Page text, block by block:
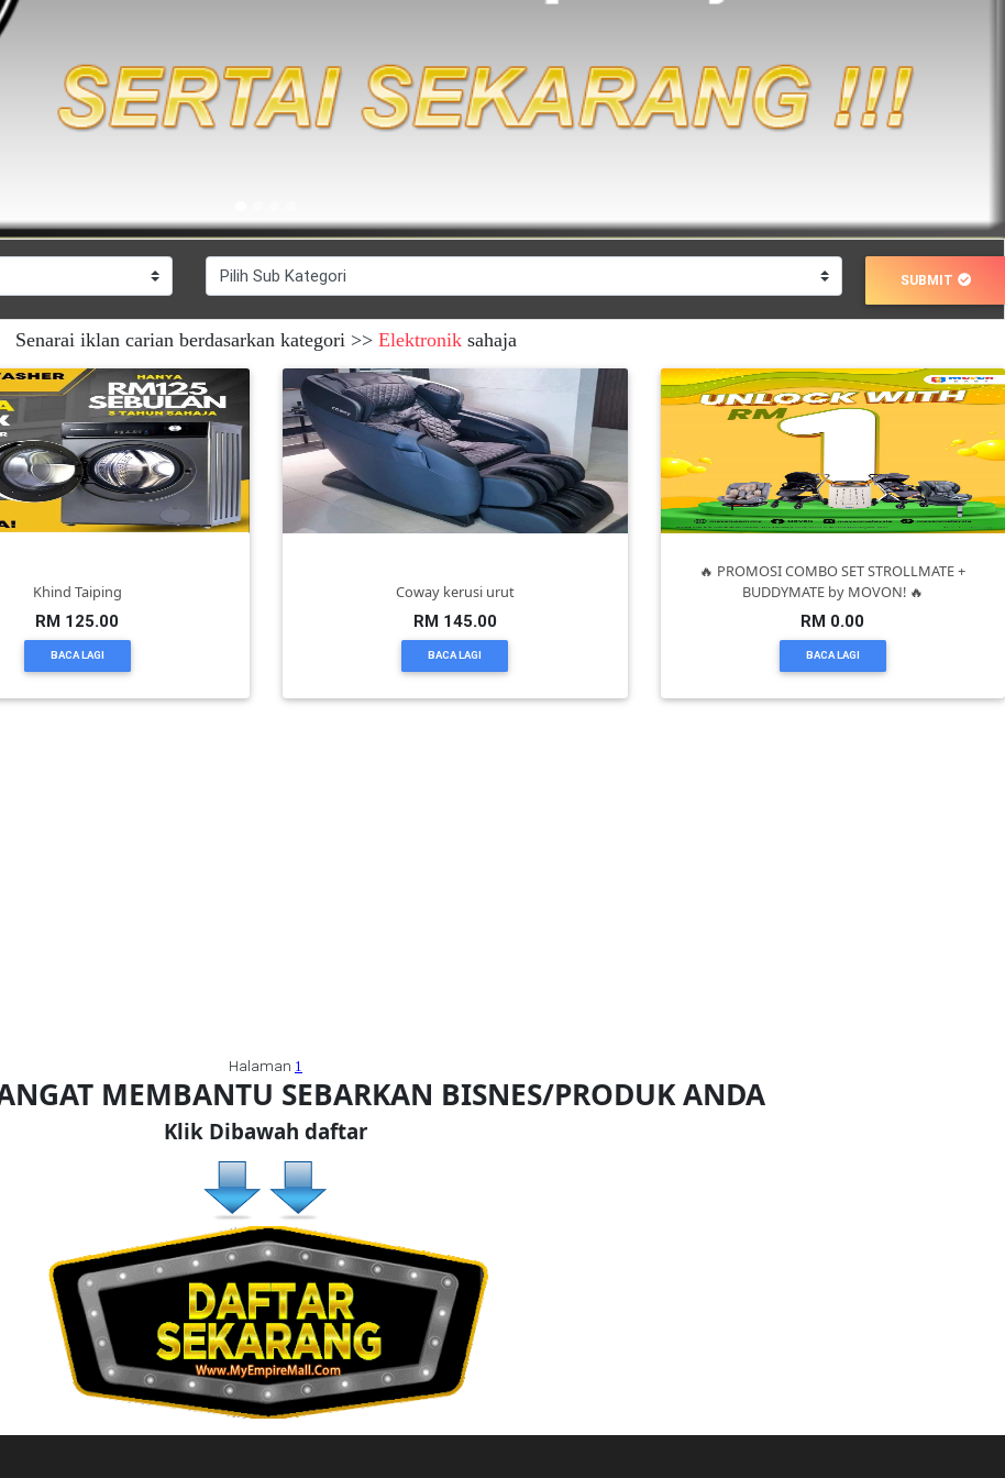
SUBMIT
Senarai iklan carian berdasarkan kategori >> Elektronik sahaja
Khind Taiping
RM 125.00
BACA LAGI
Coway kerusi urut
RM 145.00
BACA LAGI
🔥 PROMOSI COMBO SET STROLLMATE +
BUDDYMATE by MOVON! 🔥
RM 0.00
BACA LAGI
Halaman 1
MEMBANTU SEBARKAN BISNES/PRODUK ANDA
Klik Dibawah daftar